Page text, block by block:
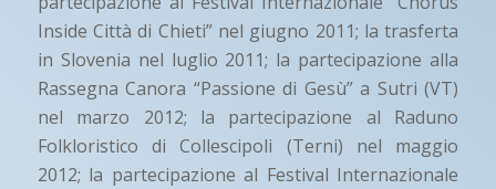
Inside Città di Chieti” nel giugno 2011; la trasferta
in Slovenia nel luglio 2011; la partecipazione alla
Rassegna Canora “Passione di Gesù” a Sutri (VT)
nel marzo 2012; la partecipazione al Raduno
Folkloristico di Collescipoli (Terni) nel maggio
2012; la partecipazione al Festival Internazionale